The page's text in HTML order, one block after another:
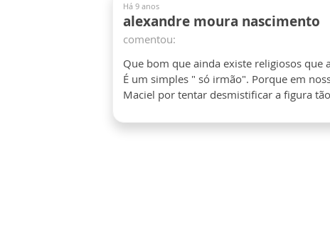
Há 9 anos
alexandre moura nascimento
comentou:
Que bom que ainda existe religiosos
É um simples " só irmão". Porque em
Maciel por tentar desmistificar a figura